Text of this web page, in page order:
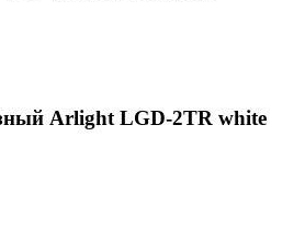
Arlight LGD-2TR white